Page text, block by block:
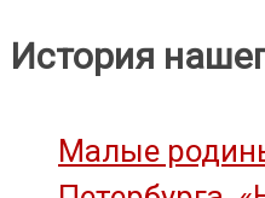
записям
История
Малые